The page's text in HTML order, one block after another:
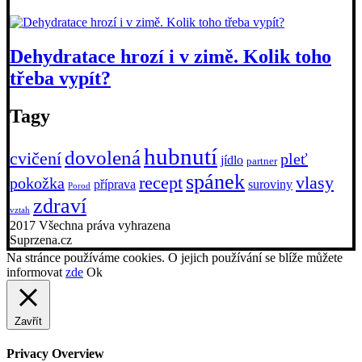
Dehydratace hrozí i v zimě. Kolik toho
třeba vypít?
Tagy
cvičení dovolenáhubnutí jídlo partner pleť
pokožka Porod příprava recept spánek suroviny vlasy
vztah zdraví
2017 Všechna práva vyhrazena
Suprzena.cz
Na stránce používáme cookies. O jejich používání se blíže můžete
informovat zde Ok
Zavřít
Privacy Overview